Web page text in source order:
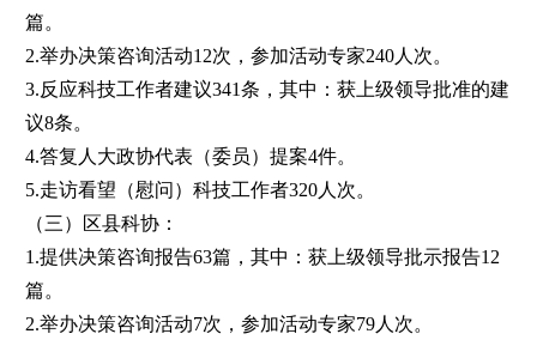
篇。
2.举办决策咨询活动12次，参加活动专家240人次。
3.反应科技工作者建议341条，其中：获上级领导批准的建
议8条。
4.答复人大政协代表（委员）提案4件。
5.走访看望（慰问）科技工作者320人次。
（三）区县科协：
1.提供决策咨询报告63篇，其中：获上级领导批示报告12
篇。
2.举办决策咨询活动7次，参加活动专家79人次。